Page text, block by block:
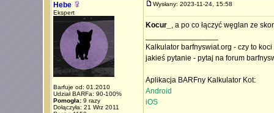
Hebe
Ekspert
Barfuje od: 01.2010
Udział BARFa: 90-100%
Pomogła:9 razy
Dołączyła: 21 Wrz 2011
Wysłany: 2023-11-24, 15:58
Kocur_ , a po co łączyć węglan ze
Kalkulator barfnyswiat.org - czy to
jakieś pytanie - pytaj na forum
Aplikacja BARFny Kalkulator Kot:
Android
iOS